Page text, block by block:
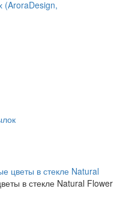
цветы в стекле Natural
в стекле Natural Flower